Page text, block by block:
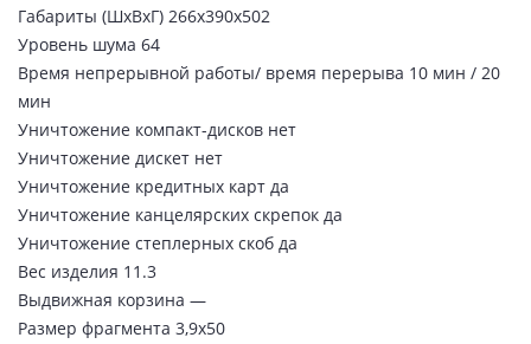
Габариты (ШхВхГ) 266x390x502
Уровень шума 64
Время непрерывной работы/ время перерыва 10 мин / 20
мин
Уничтожение компакт-дисков нет
Уничтожение дискет нет
Уничтожение кредитных карт да
Уничтожение канцелярских скрепок да
Уничтожение степлерных скоб да
Вес изделия 11.3
Выдвижная корзина —
Размер фрагмента 3,9х50